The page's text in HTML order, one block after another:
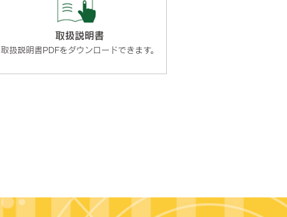
取扱説明書
取扱説明書PDFをダウンロードできます。